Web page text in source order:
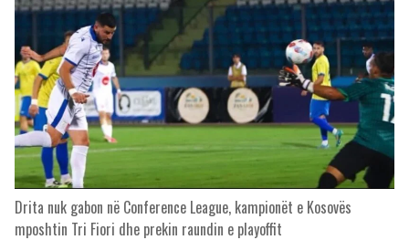
Drita nuk gabon në Conference League, kampionët e Kosovës
mposhtin Tri Fiori dhe prekin raundin e playoffit